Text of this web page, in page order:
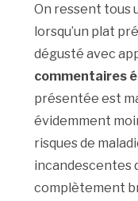
On ressent tous
lorsqu’un plat
dégusté avec
commentaires
présentée est
évidemment
risques de
incandescentes
complètement